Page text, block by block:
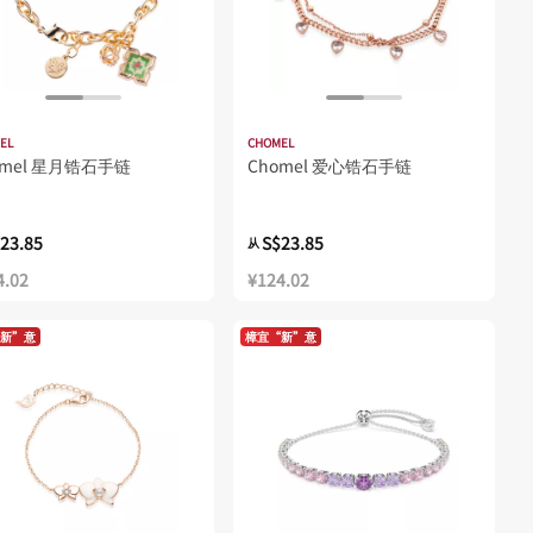
星月锆石手链
CHOMEL
Chomel 爱心锆石手链
从S$23.85
¥124.02
”意 樟宜“新”意